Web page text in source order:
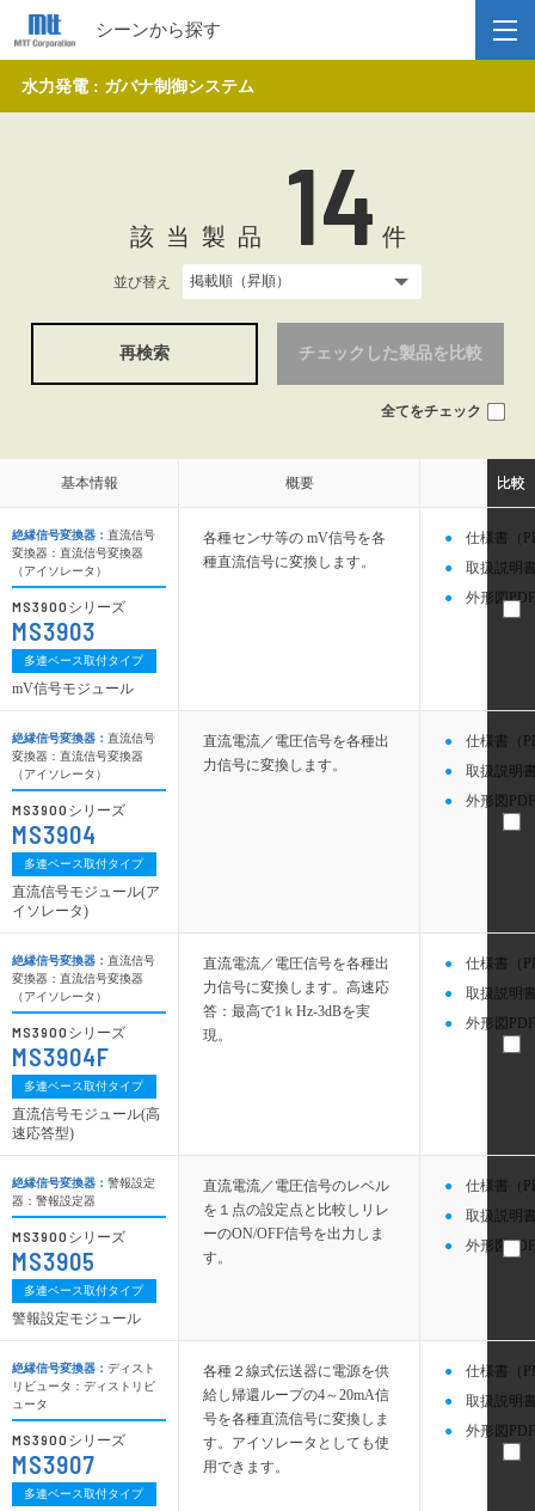
シーンから探す
水力発電 : ガバナ制御システム
該当製品 14 件
並び替え
再検索 チェックした製品を比較
全てをチェック
概要
各種センサ等の mV信号を各
種直流信号に変換します。
仕様書（
取扱説明
外形図
直流電流／電圧信号を各種出
力信号に変換します。
仕様書（
取扱説明
外形図
直流電流／電圧信号を各種出
力信号に変換します。高速応
答：最高で1ｋHz-3dBを実
現。
仕様書（
取扱説明
外形図
直流電流／電圧信号のレベル
を１点の設定点と比較しリレ
ーのON/OFF信号を出力しま
す。
仕様書（
取扱説明
外形図
各種２線式伝送器に電源を供
給し帰還ループの4～20mA信
号を各種直流信号に変換しま
す。アイソレータとしても使
用できます。
仕様書（
取扱説明
外形図
概要
基本情報
絶縁信号変換器： 直流信号
変換器：直流信号変換器
（アイソレータ）
MS3900 シリーズ
MS3903
多連ベース取付タイプ
mV信号モジュール
絶縁信号変換器： 直流信号
変換器：直流信号変換器
（アイソレータ）
MS3900 シリーズ
MS3904
多連ベース取付タイプ
直流信号モジュール(ア
イソレータ)
絶縁信号変換器： 直流信号
変換器：直流信号変換器
（アイソレータ）
MS3900 シリーズ
MS3904F
多連ベース取付タイプ
直流信号モジュール(高
速応答型)
絶縁信号変換器： 警報設定
器：警報設定器
MS3900 シリーズ
MS3905
多連ベース取付タイプ
警報設定モジュール
絶縁信号変換器： ディスト
リビュータ：ディストリビ
ュータ
MS3900 シリーズ
MS3907
多連ベース取付タイプ
基本情報 比較
比較